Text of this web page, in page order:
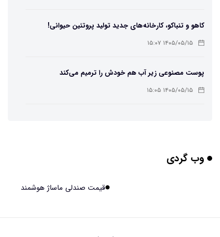
کاهو و تنباکو، کارخانه‌های جدید تولید پروتئین حیوانی!
۱۴۰۵/۰۵/۱۵ ۱۵:۰۷
پوست مصنوعی زیر آب هم خودش را ترمیم می‌کند
۱۴۰۵/۰۵/۱۵ ۱۵:۰۵
برنج فضایی چین به مرحله برداشت رسید
وب گردی
قیمت صندلی ماساژ هوشمند